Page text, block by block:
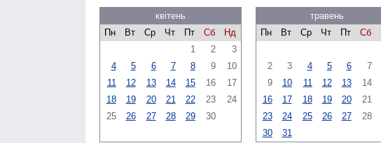
квітень
Пн
Вт Ср Чт Пт Сб
Нд
1
2
3
4
5 6 7 8 9
10
11
12 13 14 15 16
17
18
19 20 21 22 23
24
25
26 27 28 29 30
травень
Пн
Вт Ср Чт Пт Сб
2
3 4 5 6 7
9
10 11 12 13 14
16
17 18 19 20 21
23
24 25 26 27 28
30
31